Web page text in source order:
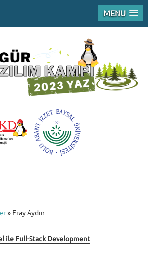
MENU
» Eray Aydın
ile Full-Stack Development